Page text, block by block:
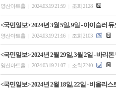
영산아트홀 2024.03.19 21:59 조회 2128
<국민일보> 2024년 3월 5일, 9일 - 아이슬러
영산아트홀 2024.03.19 21:16 조회 2103
<국민일보> 2024년 2월 29일, 3월 2일 - 바리
영산아트홀 2024.03.19 21:07 조회 2240
<국민일보> 2024년 2월 18일, 22일 - 비올리